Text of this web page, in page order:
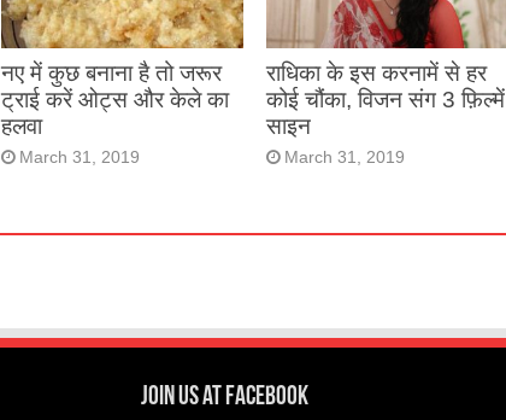
नए में कुछ बनाना है तो जरूर
ट्राई करें ओट्स और केले का
हलवा
March 31, 2019
राधिका के इस करनामें से हर
कोई चौंका, विजन संग 3 फ़िल्में
साइन
March 31, 2019
Join us at Facebook